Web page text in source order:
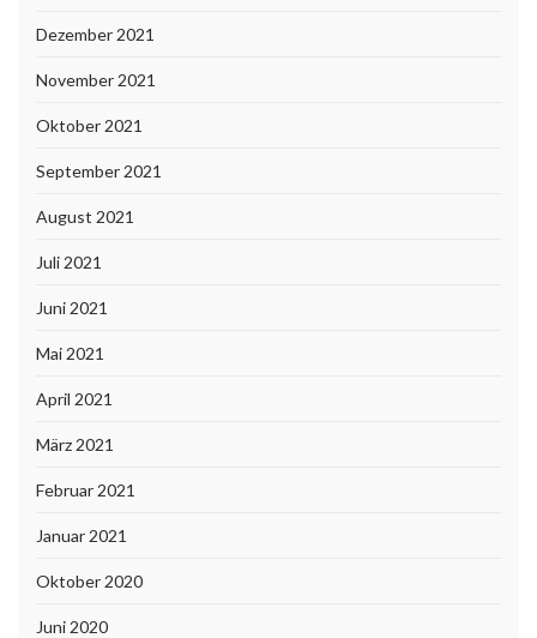
Dezember 2021
November 2021
Oktober 2021
September 2021
August 2021
Juli 2021
Juni 2021
Mai 2021
April 2021
März 2021
Februar 2021
Januar 2021
Oktober 2020
Juni 2020